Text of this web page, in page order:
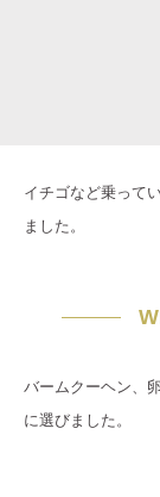
イチゴなど乗って
ました。
バームクーヘン、
に選びました。